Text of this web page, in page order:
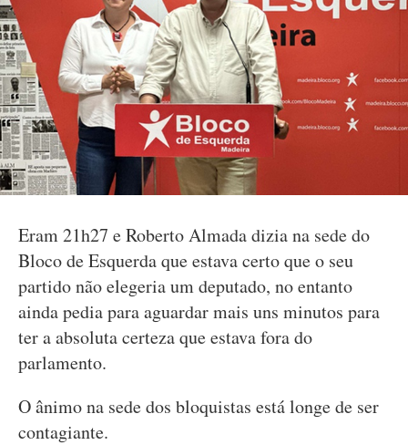
Eram 21h27 e Roberto Almada dizia na sede do
Bloco de Esquerda que estava certo que o seu
partido não elegeria um deputado, no entanto
ainda pedia para aguardar mais uns minutos para
ter a absoluta certeza que estava fora do
parlamento.
O ânimo na sede dos bloquistas está longe de ser
contagiante.